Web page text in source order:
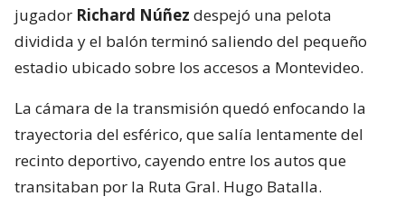
jugador Richard Núñez despejó una pelota
dividida y el balón terminó saliendo del pequeño
estadio ubicado sobre los accesos a Montevideo.
La cámara de la transmisión quedó enfocando la
trayectoria del esférico, que salía lentamente del
recinto deportivo, cayendo entre los autos que
transitaban por la Ruta Gral. Hugo Batalla.